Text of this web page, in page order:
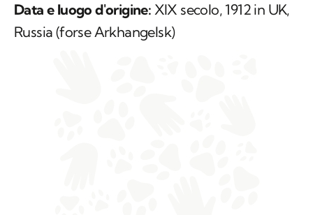
Data e luogo d'origine: XIX secolo, 1912 in UK,
Russia (forse Arkhangelsk)